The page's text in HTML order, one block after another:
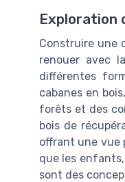
Exploration
Construire une
renouer avec
différentes
cabanes en
forêts et des
bois de
offrant une vue
que les
sont des